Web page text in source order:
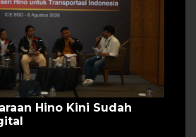
Hino Kini Sudah